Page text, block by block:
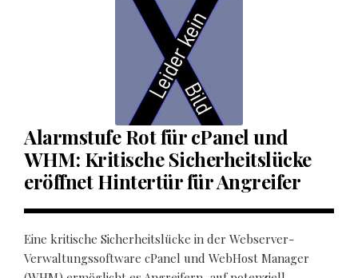
Alarmstufe Rot für cPanel und
WHM: Kritische Sicherheitslücke
eröffnet Hintertür für Angreifer
Eine kritische Sicherheitslücke in der Webserver-
Verwaltungssoftware cPanel und WebHost Manager